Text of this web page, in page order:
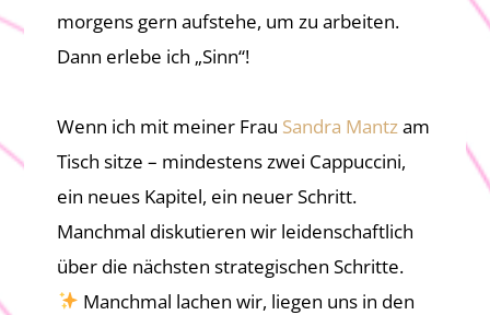
morgens gern aufstehe, um zu arbeiten.
Dann erlebe ich „Sinn“!
Wenn ich mit meiner Frau Sandra Mantzam
Tisch sitze – mindestens zwei Cappuccini,
ein neues Kapitel, ein neuer Schritt.
Manchmal diskutieren wir leidenschaftlich
über die nächsten strategischen Schritte.
Manchmal lachen wir, liegen uns in den